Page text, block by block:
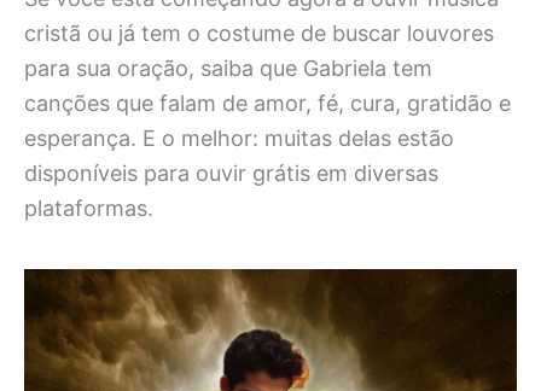
cristã ou já tem o costume de buscar louvores
para sua oração, saiba que Gabriela tem
canções que falam de amor, fé, cura, gratidão e
esperança. E o melhor: muitas delas estão
disponíveis para ouvir grátis em diversas
plataformas.